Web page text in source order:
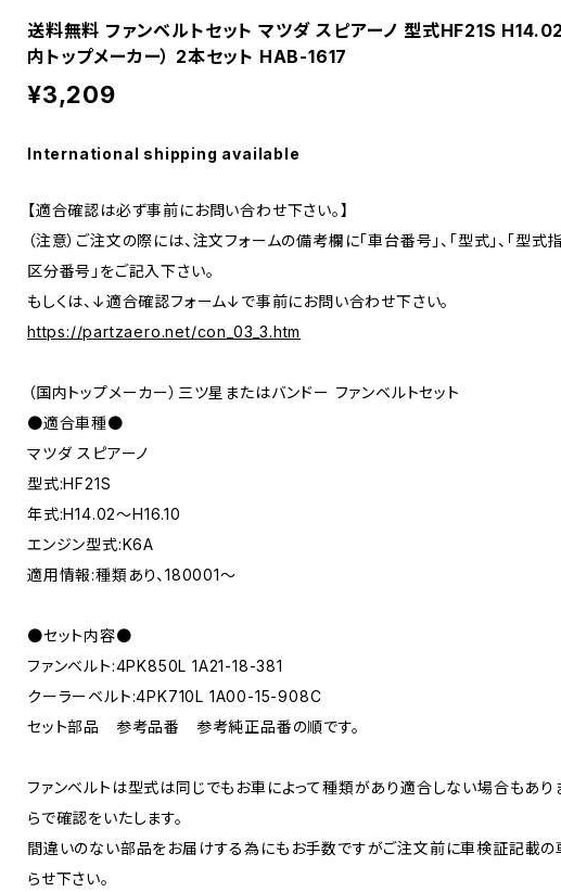
送料無料 ファンベルトセット マツダ スピアーノ 型式HF21S
内トップメーカー） 2本セット HAB-1617
¥3,209
International shipping available
【適合確認は必ず事前にお問い合わせ下さい。】
（注意）ご注文の際には、注文フォームの備考欄に「車台番号」、「型式」、「型式
区分番号」をご記入下さい。
もしくは、↓適合確認フォーム↓で事前にお問い合わせ下さい。
https://partzaero.net/con_03_3.htm
（国内トップメーカー）三ツ星またはバンドー ファンベルトセット
●適合車種●
マツダ スピアーノ
型式:HF21S
年式:H14.02～H16.10
エンジン型式:K6A
適用情報:種類あり、180001～
●セット内容●
ファンベルト:4PK850L 1A21-18-381
クーラーベルト:4PK710L 1A00-15-908C
セット部品 参考品番 参考純正品番の順です。
ファンベルトは型式は同じでもお車によって種類があり適合しない場合もあり
らで確認をいたします。
間違いのない部品をお届けする為にもお手数ですがご注文前に車検証記載
らせ下さい。